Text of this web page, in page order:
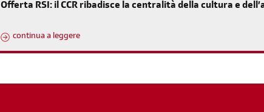
Offerta RSI: il CCR ribadisce la centralità della cultura e
continua a leggere